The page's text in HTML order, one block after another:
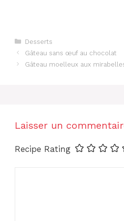
Catégories
Desserts
Gâteau sans œuf au chocolat
Gâteau moelleux aux
Laisser un
Recipe Rating